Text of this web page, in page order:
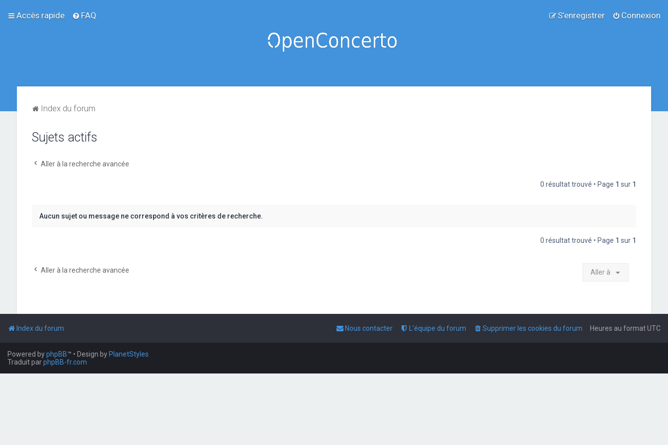
Accès rapide FAQ Connexion
S’enregistrer
Index du forum
Sujets actifs
Aller à la recherche avancée
0 résultat trouvé • Page 1 sur 1
Aucun sujet ou message ne correspond à vos critères de recherche.
0 résultat trouvé • Page 1 sur 1
Aller à la recherche avancée Aller à
Index du forum Heures au formatUTC
Supprimer les cookies du forum
L’équipe du forum
Nous contacter
Powered byphpBB™ • Design by PlanetStyles
Traduit parphpBB-fr.com